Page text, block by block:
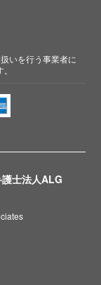
士法人ALG
いを行う事業者に